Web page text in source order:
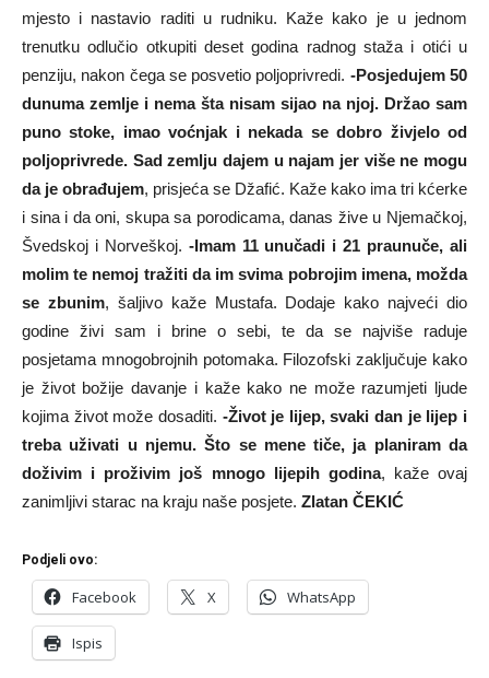
mjesto i nastavio raditi u rudniku. Kaže kako je u jednom
trenutku odlučio otkupiti deset godina radnog staža i otići u
penziju, nakon čega se posvetio poljoprivredi. -Posjedujem 50
dunuma zemlje i nema šta nisam sijao na njoj. Držao sam
puno stoke, imao voćnjak i nekada se dobro živjelo od
poljoprivrede. Sad zemlju dajem u najam jer više ne mogu
da je obrađujem, prisjeća se Džafić. Kaže kako ima tri kćerke
i sina i da oni, skupa sa porodicama, danas žive u Njemačkoj,
Švedskoj i Norveškoj. -Imam 11 unučadi i 21 praunuče, ali
molim te nemoj tražiti da im svima pobrojim imena, možda
se zbunim, šaljivo kaže Mustafa. Dodaje kako najveći dio
godine živi sam i brine o sebi, te da se najviše raduje
posjetama mnogobrojnih potomaka. Filozofski zaključuje kako
je život božije davanje i kaže kako ne može razumjeti ljude
kojima život može dosaditi. -Život je lijep, svaki dan je lijep i
treba uživati u njemu. Što se mene tiče, ja planiram da
doživim i proživim još mnogo lijepih godina, kaže ovaj
zanimljivi starac na kraju naše posjete. Zlatan ČEKIĆ
Podjeli ovo:
Facebook X WhatsApp
Ispis